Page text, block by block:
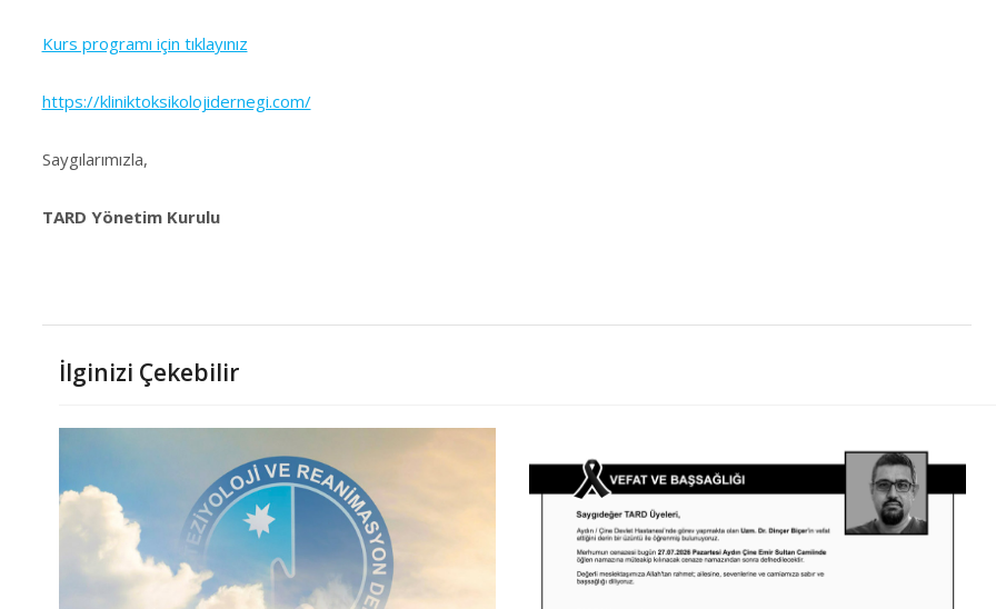
Kurs programı için tıklayınız
https://kliniktoksikolojidernegi.com/
Saygılarımızla,
TARD Yönetim Kurulu
İlginizi Çekebilir